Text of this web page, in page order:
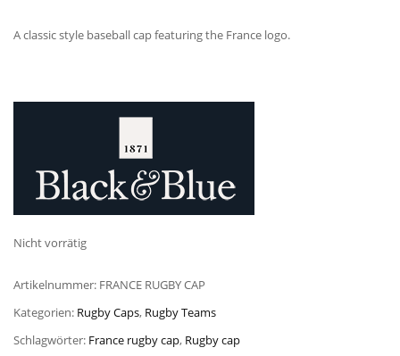
A classic style baseball cap featuring the France logo.
Nicht vorrätig
Artikelnummer: FRANCE RUGBY CAP
Kategorien: Rugby Caps, Rugby Teams
Schlagwörter: France rugby cap, Rugby cap